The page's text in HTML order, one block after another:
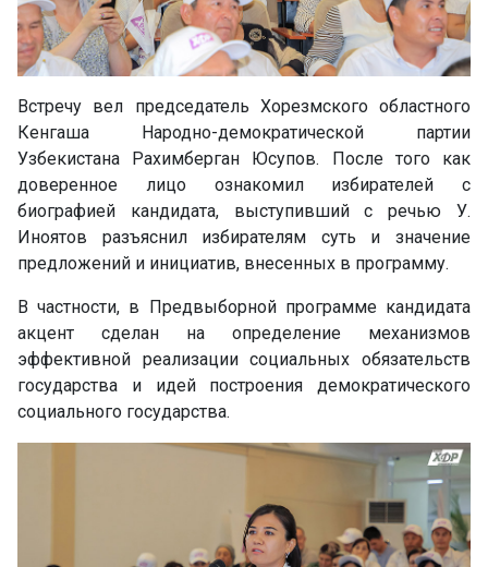
Встречу вел председатель Хорезмского областного
Кенгаша Народно-демократической партии
Узбекистана Рахимберган Юсупов. После того как
доверенное лицо ознакомил избирателей с
биографией кандидата, выступивший с речью У.
Иноятов разъяснил избирателям суть и значение
предложений и инициатив, внесенных в программу.
В частности, в Предвыборной программе кандидата
акцент сделан на определение механизмов
эффективной реализации социальных обязательств
государства и идей построения демократического
социального государства.